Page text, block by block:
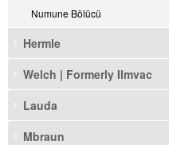
Numune Bölücü
Hermle
Welch | Formerly Ilmvac
Lauda
Mbraun